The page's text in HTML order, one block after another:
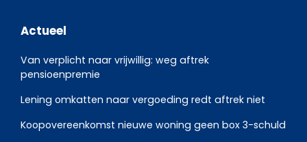
Actueel
Van verplicht naar vrijwillig: weg aftrek
pensioenpremie
Lening omkatten naar vergoeding redt aftrek niet
Koopovereenkomst nieuwe woning geen box 3-schuld